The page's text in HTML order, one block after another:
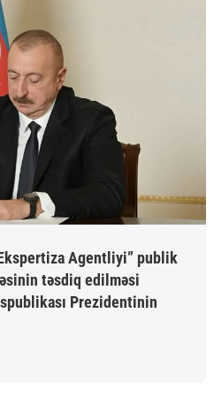
Agentliyi” publik
təsdiq edilməsi
Prezidentinin